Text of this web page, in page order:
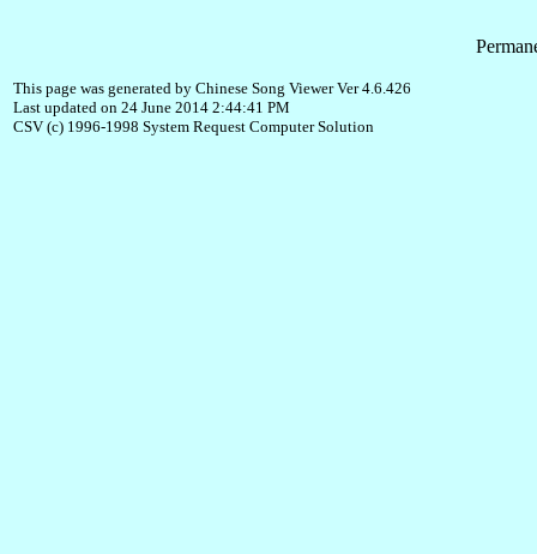
This page was generated by Chinese Song Viewer Ver 4.6.426
Last updated on 24 June 2014 2:44:41 PM
CSV (c) 1996-1998 System Request Computer Solution